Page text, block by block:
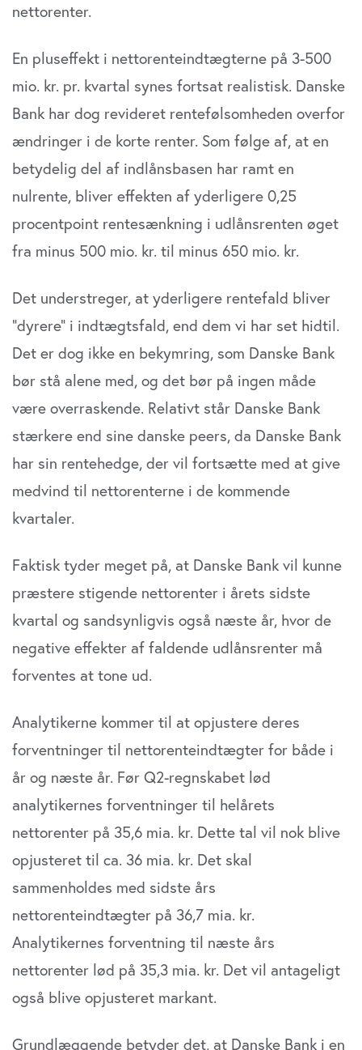
nettorenter.
En pluseffekt i nettorenteindtægterne på 3-500
mio. kr. pr. kvartal synes fortsat realistisk. Danske
Bank har dog revideret rentefølsomheden overfor
ændringer i de korte renter. Som følge af, at en
betydelig del af indlånsbasen har ramt en
nulrente, bliver effekten af yderligere 0,25
procentpoint rentesænkning i udlånsrenten øget
fra minus 500 mio. kr. til minus 650 mio. kr.
Det understreger, at yderligere rentefald bliver
”dyrere” i indtægtsfald, end dem vi har set hidtil.
Det er dog ikke en bekymring, som Danske Bank
bør stå alene med, og det bør på ingen måde
være overraskende. Relativt står Danske Bank
stærkere end sine danske peers, da Danske Bank
har sin rentehedge, der vil fortsætte med at give
medvind til nettorenterne i de kommende
kvartaler.
Faktisk tyder meget på, at Danske Bank vil kunne
præstere stigende nettorenter i årets sidste
kvartal og sandsynligvis også næste år, hvor de
negative effekter af faldende udlånsrenter må
forventes at tone ud.
Analytikerne kommer til at opjustere deres
forventninger til nettorenteindtægter for både i
år og næste år. Før Q2-regnskabet lød
analytikernes forventninger til helårets
nettorenter på 35,6 mia. kr. Dette tal vil nok blive
opjusteret til ca. 36 mia. kr. Det skal
sammenholdes med sidste års
nettorenteindtægter på 36,7 mia. kr.
Analytikernes forventning til næste års
nettorenter lød på 35,3 mia. kr. Det vil antageligt
også blive opjusteret markant.
Grundlæggende betyder det, at Danske Bank i en